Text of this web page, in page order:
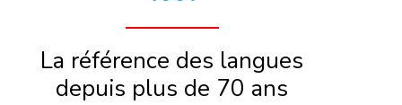
La référence des langues
depuis plus de 70 ans